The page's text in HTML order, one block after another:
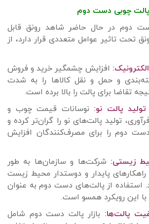
پالت چوبی دست دوم
دوم در حال حاضر شاهد رونق قابل
تحت تاثیر عوامل متعددی قرار دارد، از
افزایش چشمگیر خرید و فروش
و حمل و نقل کالاها را به شدت
تقاضا برای پالت را بالا برده است.
پالت نو: نوسانات قیمت چوب و
تولید پالت‌های نو را گران‌تر کرده و
دوم را برای مصرف‌کنندگان افزایش
زیستی: شرکت‌ها و سازمان‌ها به طور
پایدار و دوستدار محیط زیست
استفاده از پالت‌های دست دوم به عنوان
با این رویکرد همسو است.
پالت‌ها: بازار پالت دست دوم شامل